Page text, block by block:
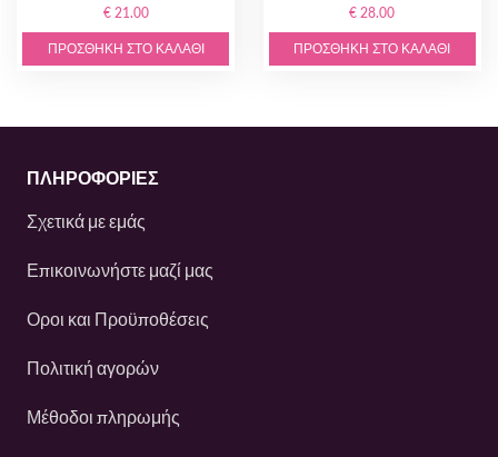
€ 21.00
ΠΡΟΣΘΉΚΗ ΣΤΟ ΚΑΛΆΘΙ
€ 28.00
ΠΡΟΣΘΉΚΗ ΣΤΟ ΚΑΛΆΘΙ
ΠΛΗΡΟΦΟΡΙΕΣ
Σχετικά με εμάς
Επικοινωνήστε μαζί μας
Οροι και Προϋποθέσεις
Πολιτική αγορών
Μέθοδοι πληρωμής